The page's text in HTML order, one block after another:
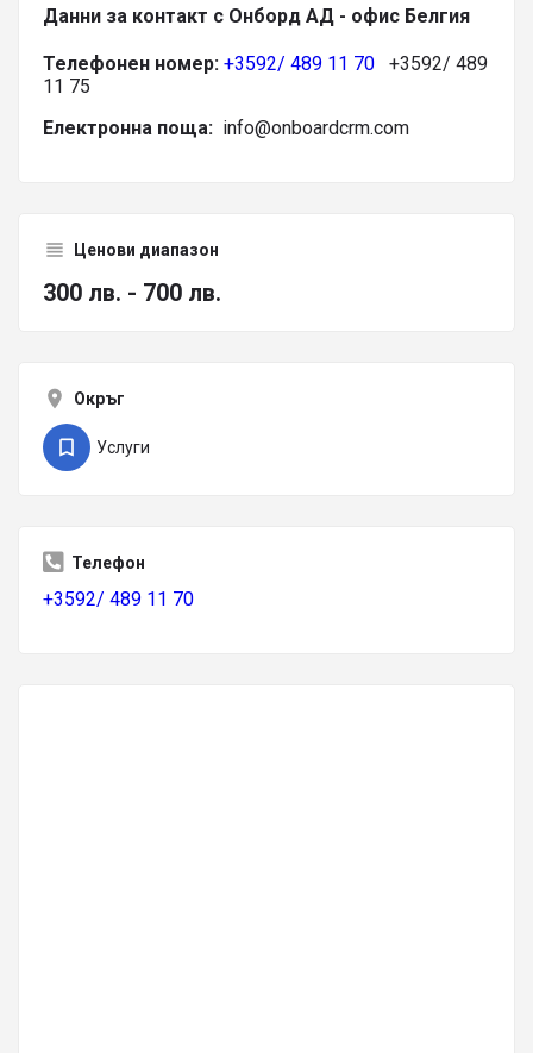
Данни за контакт с Онборд АД - офис Белгия
Телефонен номер: +3592/ 489 11 70 +3592/ 489
11 75
Електронна поща: info@onboardcrm.com
Ценови диапазон
300 лв. - 700 лв.
Окръг
Услуги
Телефон
+3592/ 489 11 70